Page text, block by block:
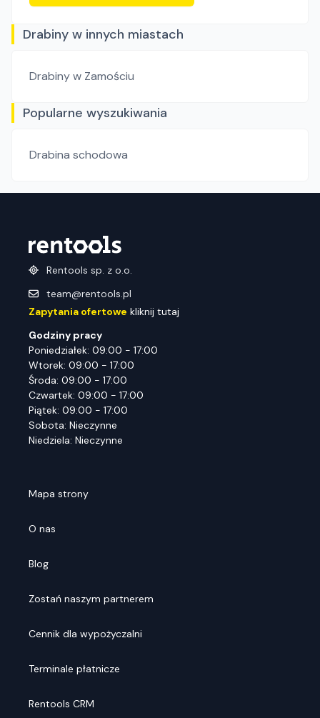
Drabiny w innych miastach
Drabinyw Zamościu
Popularne wyszukiwania
Drabina schodowa
Rentools sp. z o.o.
team@rentools.pl
Zapytania ofertowe kliknij tutaj
Godziny pracy
Poniedziałek: 09:00 - 17:00
Wtorek: 09:00 - 17:00
Środa: 09:00 - 17:00
Czwartek: 09:00 - 17:00
Piątek: 09:00 - 17:00
Sobota: Nieczynne
Niedziela: Nieczynne
Mapa strony
O nas
Blog
Zostań naszym partnerem
Cennik dla wypożyczalni
Terminale płatnicze
Rentools CRM